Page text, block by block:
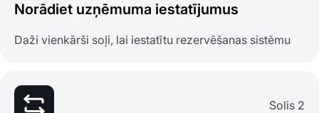
Norādiet uzņēmuma iestatījumus
Daži vienkārši soļi, lai iestatītu rezervēšanas sistēmu
Solis 2